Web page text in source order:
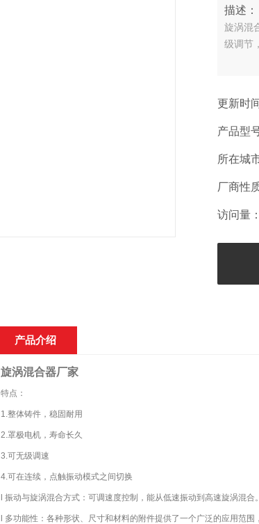
描述：
旋涡混
级调节
更新时
产品型
所在城
厂商性
访问量：
产品介绍
旋涡混合器厂家
特点：
1.整体铸件，稳固耐用
2.罩极电机，寿命长久
3.可无级调速
4.可在连续，点触振动模式之间切换
l 振动与旋涡混合方式：可调速度控制，能从低速振动到高速旋涡混
l 多功能性：各种形状、尺寸和材料的附件提供了一个广泛的应用范